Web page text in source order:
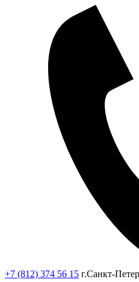
+7 (812) 374 56 15 г.Санкт-